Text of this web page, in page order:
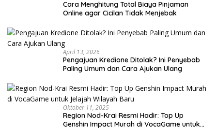
Cara Menghitung Total Biaya Pinjaman
Online agar Cicilan Tidak Menjebak
April 13, 2026
Pengajuan Kredione Ditolak? Ini Penyebab
Paling Umum dan Cara Ajukan Ulang
Oktober 11, 2025
Region Nod-Krai Resmi Hadir: Top Up
Genshin Impact Murah di VocaGame untuk